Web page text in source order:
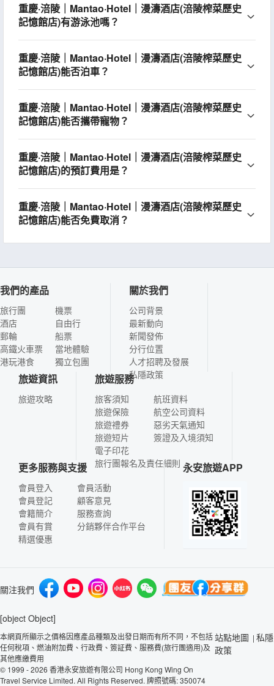
重慶·涪陵｜Mantao·Hotel｜漫濤酒店(涪陵榨菜歷史
記憶館店)有游泳池嗎？
重慶·涪陵｜Mantao·Hotel｜漫濤酒店(涪陵榨菜歷史
記憶館店)能否泊車？
重慶·涪陵｜Mantao·Hotel｜漫濤酒店(涪陵榨菜歷史
記憶館店)能否攜帶寵物？
重慶·涪陵｜Mantao·Hotel｜漫濤酒店(涪陵榨菜歷史
記憶館店)的預訂費用是？
重慶·涪陵｜Mantao·Hotel｜漫濤酒店(涪陵榨菜歷史
記憶館店)能否免費取消？
我們的產品
旅行團
酒店
郵輪
高鐵火車票
港玩港食
機票
自由行
船票
當地體驗
獨立包團
關於我們
公司背景
最新動向
新聞發佈
分行位置
人才招聘及發展
私隱政策
旅遊資訊
旅遊攻略
旅遊服務
旅客須知
旅遊保險
旅遊禮券
旅遊短片
電子印花
航班資料
航空公司資料
惡劣天氣通知
簽證及入境須知
旅行團報名及責任細則
更多服務與支援
會員登入
會員登記
會籍簡介
會員有賞
精選優惠
會員活動
顧客意見
服務查詢
分銷夥伴合作平台
永安旅遊APP
關注我們
[object Object]
本網頁所顯示之價格因應產品種類及出發日期而有所不同，不包括
任何稅項、燃油附加費、行政費、簽証費、服務費(旅行團適用)及
其他應繳費用
© 1999 - 2026 香港永安旅遊有限公司 Hong Kong Wing On
Travel Service Limited. All Rights Reserved. 牌照號碼: 350074
站點地圖 | 私隱
政策